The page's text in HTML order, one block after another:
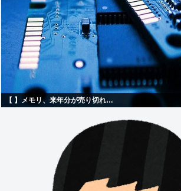
【 】メモリ、来年分が売り切れ…